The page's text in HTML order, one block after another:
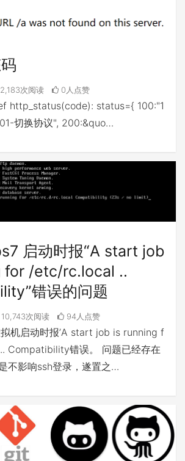
2,183次阅读 0人点赞
http_status(code): status={ 100:"1
切换协议", 200:&quo…
启动时报“A start job
for /etc/rc.local ..
错误的问题
10,743次阅读 94人点赞
机启动时报’A start job is running f
Compatibility错误。 问题已经存在
不影响ssh登录，遂置之…